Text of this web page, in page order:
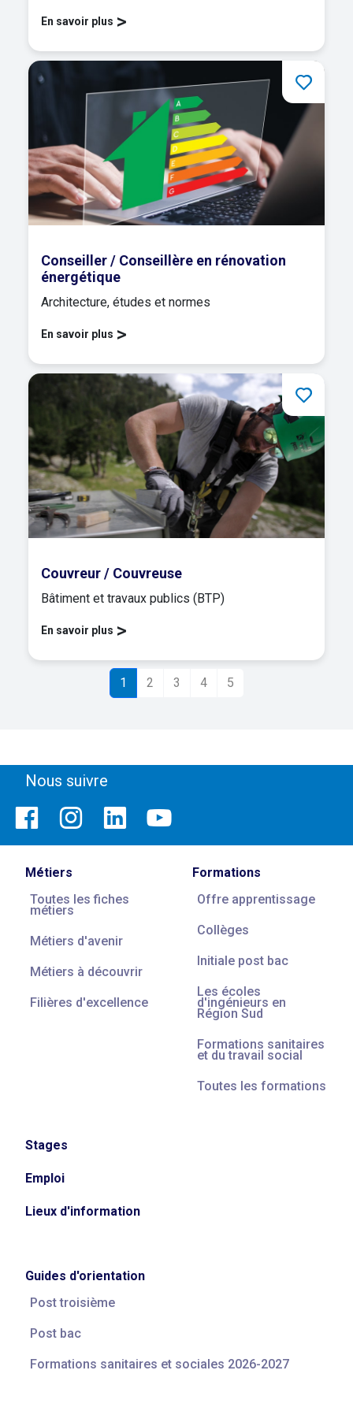
En savoir plus >
Conseiller / Conseillère en rénovation
énergétique
Architecture, études et normes
En savoir plus >
Couvreur / Couvreuse
Bâtiment et travaux publics (BTP)
En savoir plus >
1 2 3 4 5
Nous suivre
Métiers
Toutes les fiches
métiers
Métiers d'avenir
Métiers à découvrir
Filières d'excellence
Formations
Offre apprentissage
Collèges
Initiale post bac
Les écoles
d'ingénieurs en
Région Sud
Formations sanitaires
et du travail social
Toutes les formations
Stages
Emploi
Lieux d'information
Guides d'orientation
Post troisième
Post bac
Formations sanitaires et sociales 2026-2027